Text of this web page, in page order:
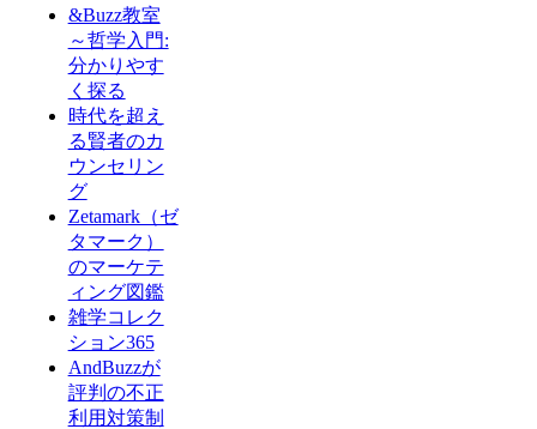
&Buzz教室
～哲学入門:
分かりやす
く探る
時代を超え
る賢者のカ
ウンセリン
グ
Zetamark（ゼ
タマーク）
のマーケテ
ィング図鑑
雑学コレク
ション365
AndBuzzが
評判の不正
利用対策制